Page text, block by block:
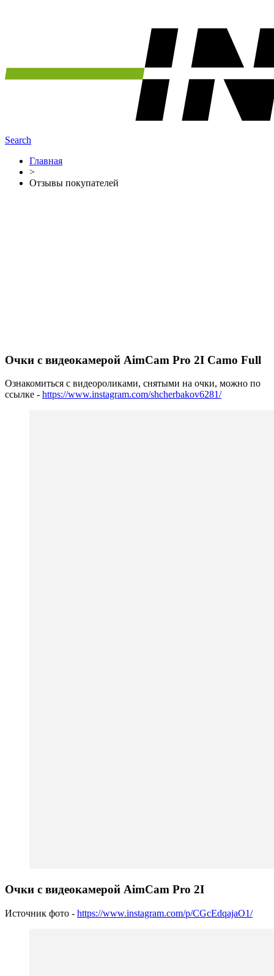
Search
Главная
>
Отзывы покупателей
Очки с видеокамерой AimCam Pro 2I Camo Full
Ознакомиться с видеороликами, снятыми на очки, можно по
ссылке - https://www.instagram.com/shcherbakov6281/
Очки с видеокамерой AimCam Pro 2I
Источник фото - https://www.instagram.com/p/CGcEdqajaO1/